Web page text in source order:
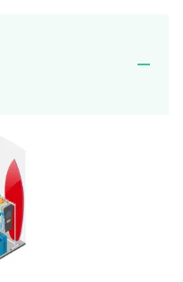
remove